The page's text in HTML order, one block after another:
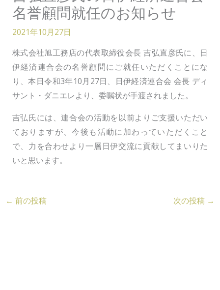
名誉顧問就任のお知らせ
2021年10月27日
株式会社旭工務店の代表取締役会長 吉弘直彦氏に、日
伊経済連合会の名誉顧問にご就任いただくことにな
り、本日令和3年10月27日、日伊経済連合会 会長 ディ
サント・ダニエレより、委嘱状が手渡されました。
吉弘氏には、連合会の活動を以前よりご支援いただい
ておりますが、今後も活動に加わっていただくこと
で、力を合わせより一層日伊交流に貢献してまいりた
いと思います。
← 前の投稿 次の投稿 →